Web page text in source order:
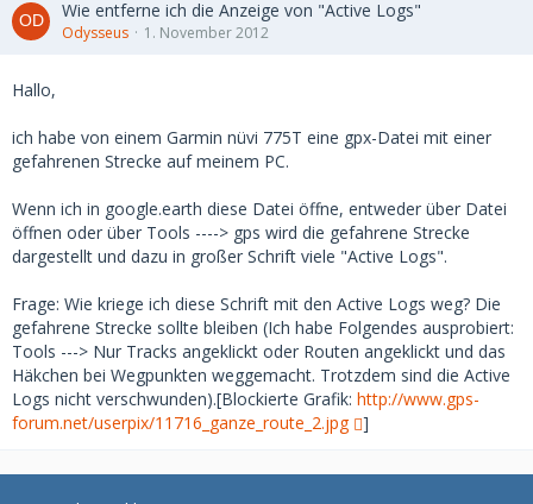
Wie entferne ich die Anzeige von "Active Logs"
Odysseus 1. November 2012
Hallo,
ich habe von einem Garmin nüvi 775T eine gpx-Datei mit einer
gefahrenen Strecke auf meinem PC.
Wenn ich in google.earth diese Datei öffne, entweder über Datei
öffnen oder über Tools ----> gps wird die gefahrene Strecke
dargestellt und dazu in großer Schrift viele "Active Logs".
Frage: Wie kriege ich diese Schrift mit den Active Logs weg? Die
gefahrene Strecke sollte bleiben (Ich habe Folgendes ausprobiert:
Tools ---> Nur Tracks angeklickt oder Routen angeklickt und das
Häkchen bei Wegpunkten weggemacht. Trotzdem sind die Active
Logs nicht verschwunden).[Blockierte Grafik: http://www.gps-
forum.net/userpix/11716_ganze_route_2.jpg
]